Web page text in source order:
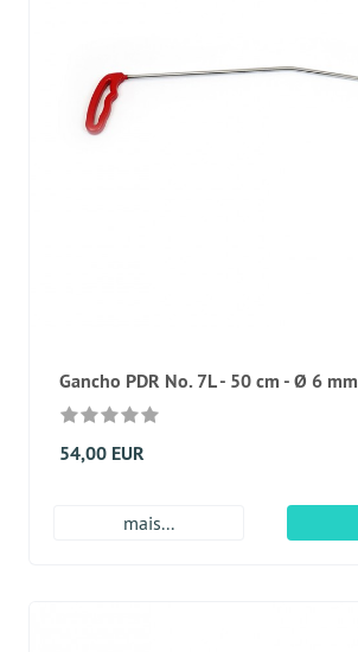
Gancho PDR No. 7L - 50 cm - Ø 6 mm
54,00 EUR
mais...